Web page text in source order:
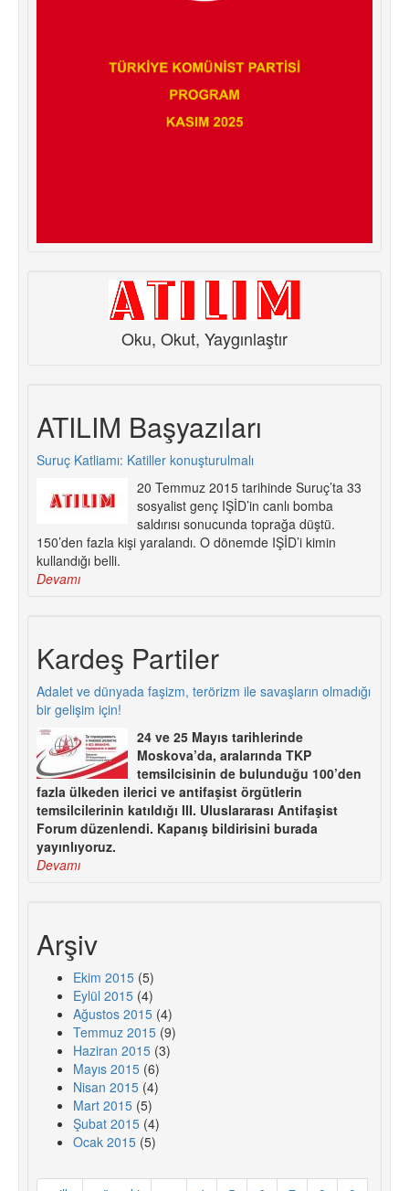
Oku, Okut, Yaygınlaştır
ATILIM Başyazıları
Suruç Katliamı: Katiller konuşturulmalı
20 Temmuz 2015 tarihinde Suruç’ta 33
sosyalist genç IŞİD’in canlı bomba
saldırısı sonucunda toprağa düştü.
150’den fazla kişi yaralandı. O dönemde IŞİD’i kimin
kullandığı belli.
Devamı
Kardeş Partiler
Adalet ve dünyada faşizm, terörizm ile savaşların olmadığı
bir gelişim için!
24 ve 25 Mayıs tarihlerinde
Moskova’da, aralarında TKP
temsilcisinin de bulunduğu 100’den
fazla ülkeden ilerici ve antifaşist örgütlerin
temsilcilerinin katıldığı III. Uluslararası Antifaşist
Forum düzenlendi. Kapanış bildirisini burada
yayınlıyoruz.
Devamı
Arşiv
Ekim 2015 (5)
Eylül 2015 (4)
Ağustos 2015 (4)
Temmuz 2015 (9)
Haziran 2015 (3)
Mayıs 2015 (6)
Nisan 2015 (4)
Mart 2015 (5)
Şubat 2015 (4)
Ocak 2015 (5)